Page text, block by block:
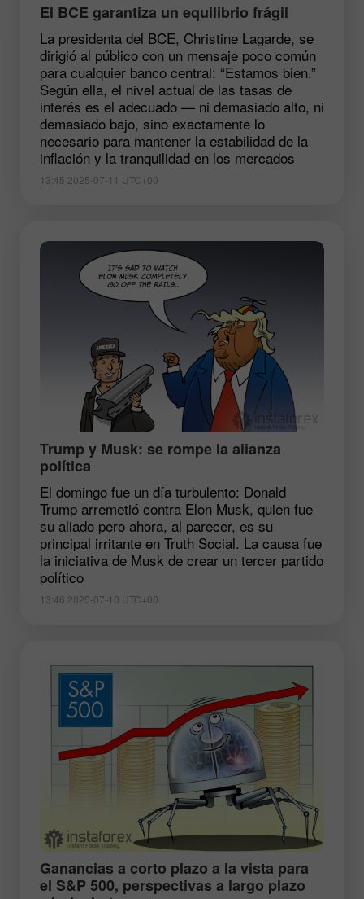
El BCE garantiza un equilibrio frágil
La presidenta del BCE, Christine Lagarde, se
dirigió al público con un mensaje poco común
para cualquier banco central: “Estamos bien.”
Según ella, el nivel actual de las tasas de
interés es el adecuado — ni demasiado alto, ni
demasiado bajo, sino exactamente lo
necesario para mantener la estabilidad de la
inflación y la tranquilidad en los mercados
13:45 2025-07-11 UTC+00
​Trump y Musk: se rompe la alianza
política
El domingo fue un día turbulento: Donald
Trump arremetió contra Elon Musk, quien fue
su aliado pero ahora, al parecer, es su
principal irritante en Truth Social. La causa fue
la iniciativa de Musk de crear un tercer partido
político
13:46 2025-07-10 UTC+00
​Ganancias a corto plazo a la vista para
el S&P 500, perspectivas a largo plazo